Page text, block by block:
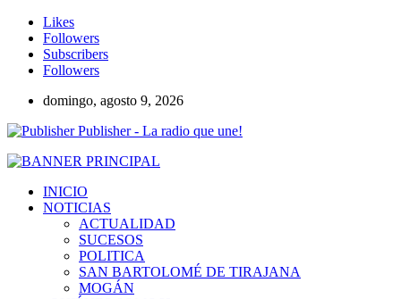
Likes
Followers
Subscribers
Followers
domingo, agosto 9, 2026
Publisher - La radio que une!
INICIO
NOTICIAS
ACTUALIDAD
SUCESOS
POLITICA
SAN BARTOLOMÉ DE TIRAJANA
MOGÁN